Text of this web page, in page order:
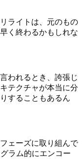
ライトは、元のもの
く終わるかもしれな
われるとき、誇張じ
テクチャが本当に分
することもあるん
ェーズに取り組んで
ラム的にエンコー